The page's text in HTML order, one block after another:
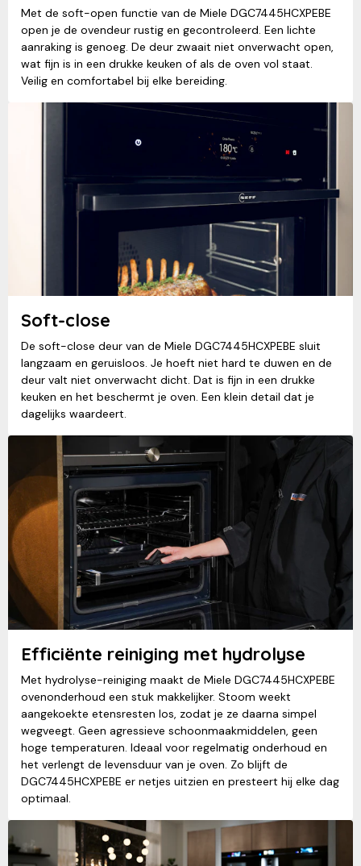
Met de soft-open functie van de Miele DGC7445HCXPEBE
open je de ovendeur rustig en gecontroleerd. Een lichte
aanraking is genoeg. De deur zwaait niet onverwacht open,
wat fijn is in een drukke keuken of als de oven vol staat.
Veilig en comfortabel bij elke bereiding.
Soft-close
De soft-close deur van de Miele DGC7445HCXPEBE sluit
langzaam en geruisloos. Je hoeft niet hard te duwen en de
deur valt niet onverwacht dicht. Dat is fijn in een drukke
keuken en het beschermt je oven. Een klein detail dat je
dagelijks waardeert.
Efficiënte reiniging met hydrolyse
Met hydrolyse-reiniging maakt de Miele DGC7445HCXPEBE
ovenonderhoud een stuk makkelijker. Stoom weekt
aangekoekte etensresten los, zodat je ze daarna simpel
wegveegt. Geen agressieve schoonmaakmiddelen, geen
hoge temperaturen. Ideaal voor regelmatig onderhoud en
het verlengt de levensduur van je oven. Zo blijft de
DGC7445HCXPEBE er netjes uitzien en presteert hij elke dag
optimaal.